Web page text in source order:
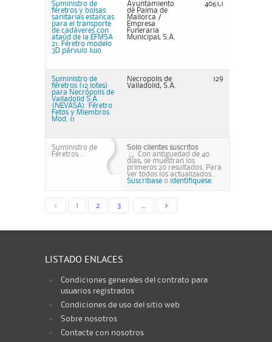
Suministro de
féretros y bolsas
sanitarias estancas
para el transporte
de cadáveres con
ataúd de la EFMSA
21. Féretro modelo
3D párvulo lujo
Ayuntamiento
de Palma de
Mallorca /
Empresa
Funeraria
Municipal, S.A.
4061,1
Suministro de
féretros (12 lotes)
para Necrópolis de
Valladolid S.A.
(NEVASA). Féretro
Fetos y Miembros
Mod. 11
Necropolis de
Valladolid, S.A.
129
Suministro de
Féretros ...
Solo clientes suscritos
Con antiguedad de 40
días, se muestran los
primeros 20 resultados. Para
ver todos los actualizados...
Suscribase o identifiquese.
< 1 2 3 >
LISTADO ENLACES
Condiciones generales del contrato para
usuarios registrados
Condiciones de uso del sitio web
Sobre nosotros
Contacte con nosotros